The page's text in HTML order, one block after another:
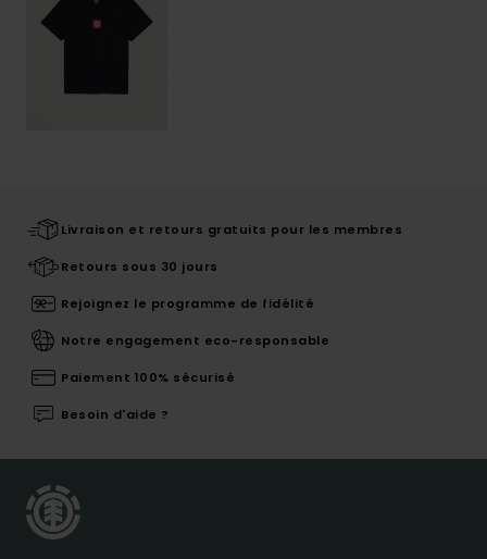
Livraison et retours gratuits pour les membres
Retours sous 30 jours
Rejoignez le programme de fidélité
Notre engagement eco-responsable
Paiement 100% sécurisé
Besoin d'aide ?